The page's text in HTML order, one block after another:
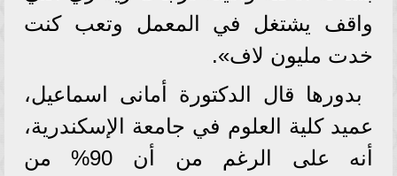
واقف يشتغل في المعمل وتعب كنت
خدت مليون لاف».
بدورها قال الدكتورة أمانى اسماعيل،
عميد كلية العلوم في جامعة الإسكندرية،
أنه على الرغم من أن 90% من